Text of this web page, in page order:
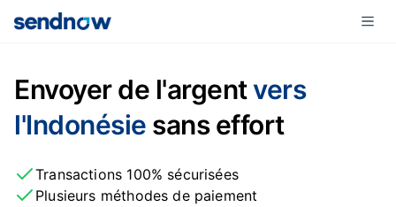
Envoyer de l'argentvers
l'Indonésie sans effort
Transactions 100% sécurisées
Plusieurs méthodes de paiement